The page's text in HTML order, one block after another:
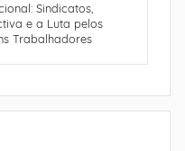
Sindicatos,
e a Luta pelos
Trabalhadores